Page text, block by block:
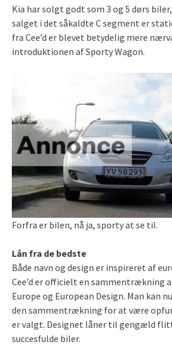
Kia har solgt godt som 3 og 5 dørs
salget i det såkaldte C segment er
fra Cee’d er blevet betydelig mere
introduktionen af Sporty Wagon.
Forfra er bilen, nå ja, sporty at se til.
Lån fra de bedste
Både navn og design er inspireret af
Cee’d er officielt en sammentrækning
Europe og European Design. Man kan
den sammentrækning for at være
er valgt. Designet låner til gengæld
succesfulde biler.